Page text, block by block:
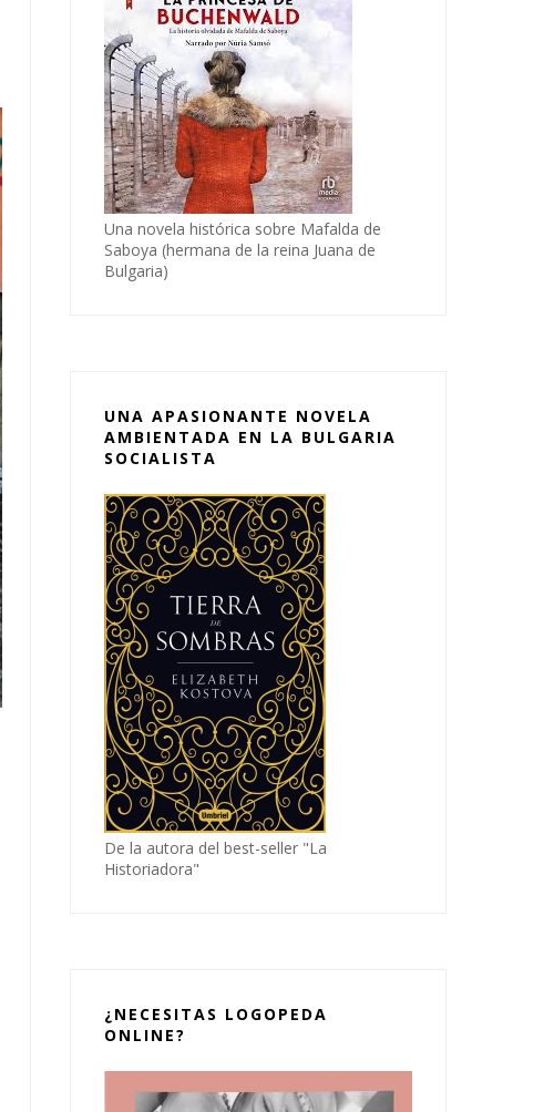
Una novela histórica sobre Mafalda de
Saboya (hermana de la reina Juana de
Bulgaria)
UNA APASIONANTE NOVELA
AMBIENTADA EN LA BULGARIA
SOCIALISTA
De la autora del best-seller "La
Historiadora"
¿NECESITAS LOGOPEDA
ONLINE?